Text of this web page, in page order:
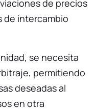
de precios
de intercambio
se necesita
permitiendo
deseadas al
en otra